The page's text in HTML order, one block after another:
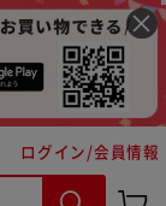
ログイン/会員情報